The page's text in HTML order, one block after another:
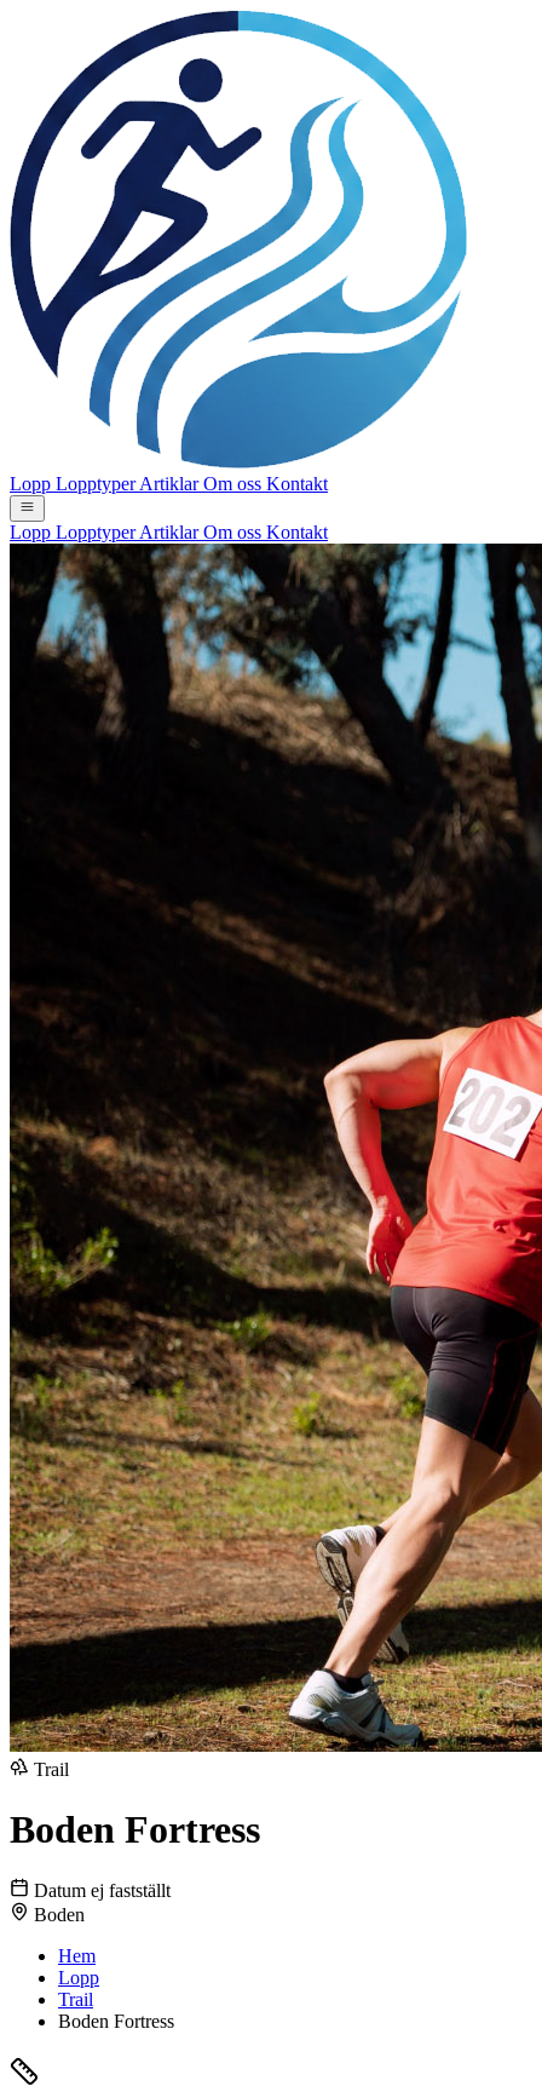
Lopp LopptyperArtiklarOm oss Kontakt
Lopp LopptyperArtiklarOm oss Kontakt
Trail
Boden Fortress
Datum ej fastställt
Boden
Hem
Lopp
Trail
Boden Fortress